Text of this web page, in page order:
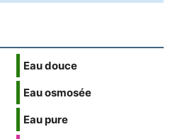
Eau douce
Eau osmosée
Eau pure